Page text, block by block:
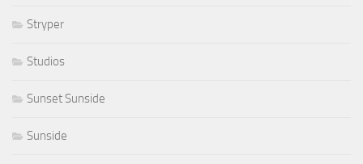
Stryper
Studios
Sunset Sunside
Sunside